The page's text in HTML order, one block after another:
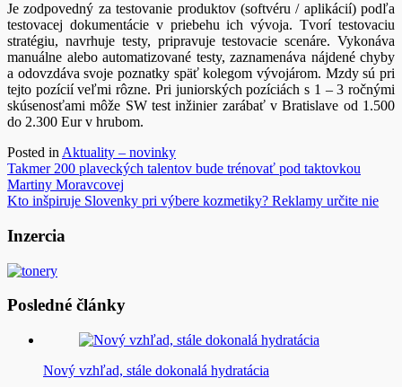
Je zodpovedný za testovanie produktov (softvéru / aplikácií) podľa
testovacej dokumentácie v priebehu ich vývoja. Tvorí testovaciu
stratégiu, navrhuje testy, pripravuje testovacie scenáre. Vykonáva
manuálne alebo automatizované testy, zaznamenáva nájdené chyby
a odovzdáva svoje poznatky späť kolegom vývojárom. Mzdy sú pri
tejto pozícií veľmi rôzne. Pri juniorských pozíciách s 1 – 3 ročnými
skúsenosťami môže SW test inžinier zarábať v Bratislave od 1.500
do 2.300 Eur v hrubom.
Posted in Aktuality – novinky
Navigácia
v
Takmer 200 plaveckých talentov bude trénovať pod taktovkou
Martiny Moravcovej
Kto inšpiruje Slovenky pri výbere kozmetiky? Reklamy určite nie
Inzercia
Posledné články
Nový vzhľad, stále dokonalá hydratácia